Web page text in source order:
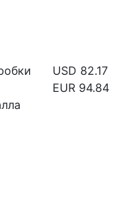
USD 82.17
EUR 94.84